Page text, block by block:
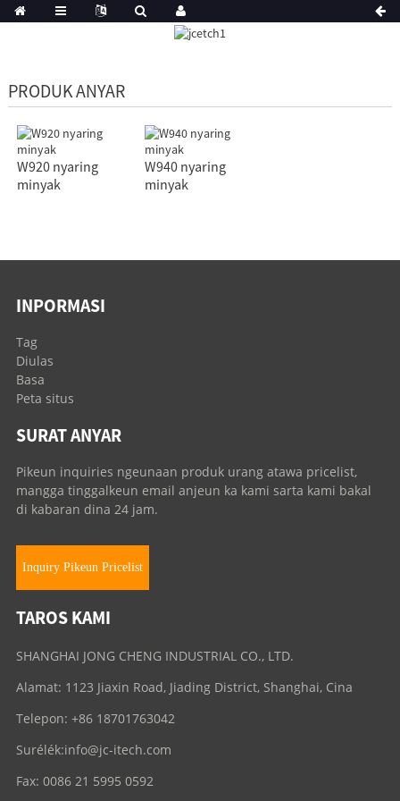
PRODUK ANYAR
W920 nyaring
minyak
W940 nyaring
minyak
INPORMASI
Tag
Diulas
Basa
Peta situs
SURAT ANYAR
Pikeun inquiries ngeunaan produk urang atawa pricelist,
mangga tinggalkeun email anjeun ka kami sarta kami bakal
di kabaran dina 24 jam.
Inquiry Pikeun Pricelist
TAROS KAMI
SHANGHAI JONG CHENG INDUSTRIAL CO., LTD.
Alamat: 1123 Jiaxin Road, Jiading District, Shanghai, Cina
Telepon: +86 18701763042
Surélék:info@jc-itech.com
Fax: 0086 21 5995 0592